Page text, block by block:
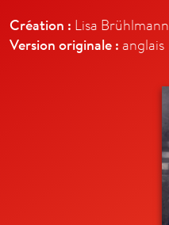
Création : Lisa Brühlmann
Version originale : anglais